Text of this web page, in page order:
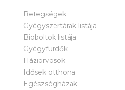
Betegségek
Gyógyszertárak listája
Bioboltok listája
Gyógyfürdők
Háziorvosok
Idősek otthona
Egészségházak